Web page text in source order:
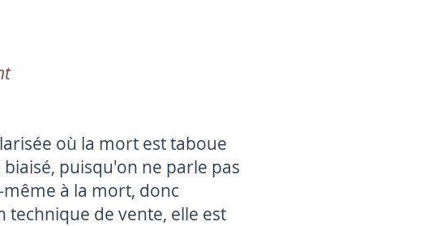
où la mort est taboue
puisqu'on ne parle pas
à la mort, donc
de vente, elle est